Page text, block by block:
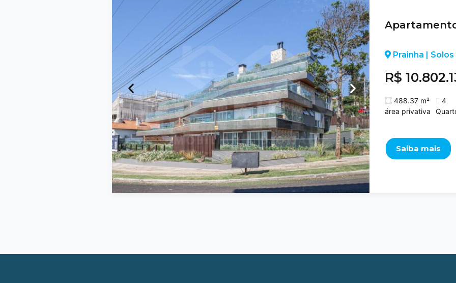
Prainha | Solos
R$
488.37 m²
área privativa
4
Saiba mais